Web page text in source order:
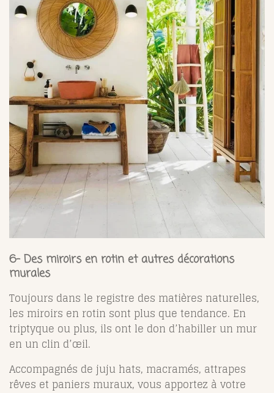
6- Des miroirs en rotin et autres décorations
murales
Toujours dans le registre des matières naturelles,
les miroirs en rotin sont plus que tendance. En
triptyque ou plus, ils ont le don d’habiller un mur
en un clin d’œil.
Accompagnés de juju hats, macramés, attrapes
rêves et paniers muraux, vous apportez à votre